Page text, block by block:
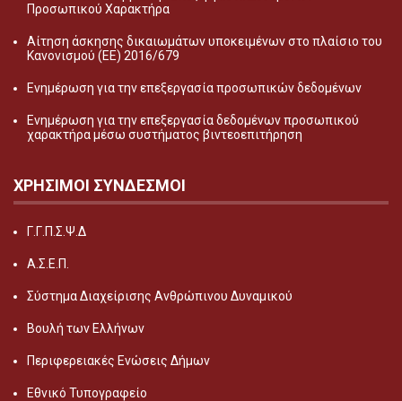
Προσωπικού Χαρακτήρα
Αίτηση άσκησης δικαιωμάτων υποκειμένων στο πλαίσιο του
Κανονισμού (ΕΕ) 2016/679
Ενημέρωση για την επεξεργασία προσωπικών δεδομένων
Ενημέρωση για την επεξεργασία δεδομένων προσωπικού
χαρακτήρα μέσω συστήματος βιντεοεπιτήρηση
ΧΡΗΣΙΜΟΙ ΣΥΝΔΕΣΜΟΙ
Γ.Γ.Π.Σ.Ψ.Δ
Α.Σ.Ε.Π.
Σύστημα Διαχείρισης Ανθρώπινου Δυναμικού
Βουλή των Ελλήνων
Περιφερειακές Ενώσεις Δήμων
Εθνικό Τυπογραφείο